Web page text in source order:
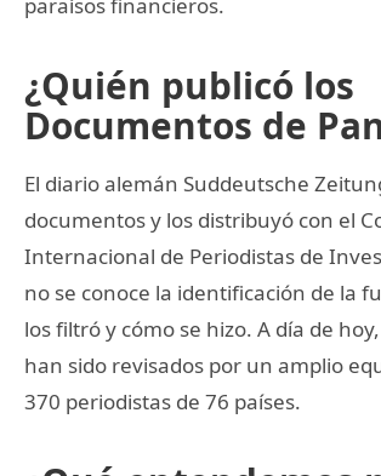
¿Quién publicó los
Documentos de
El diario alemán Suddeutsche
documentos y los distribuyó con el
Internacional de Periodistas de
no se conoce la identificación de la
los filtró y cómo se hizo. A día de
han sido revisados por un amplio
370 periodistas de 76 países.